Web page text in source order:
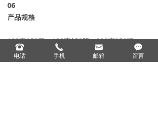
06
产品规格
100克*50瓶、120克*50瓶、200克*50瓶、
1000克*12瓶、5千克*4桶、20千克；
뀰
电话
끅
手机
낂
邮箱
끁
留言